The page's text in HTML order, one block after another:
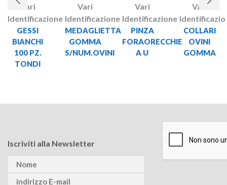
Vari
Identificazione
GESSI
BIANCHI
100 PZ.
TONDI
Vari
Identificazione
MEDAGLIETTA
GOMMA
S/NUM.OVINI
Vari
Identificazione
PINZA
FORAORECCHIE
A U
Vari
COLLARI
OVINI
GOMMA
Iscriviti alla Newsletter